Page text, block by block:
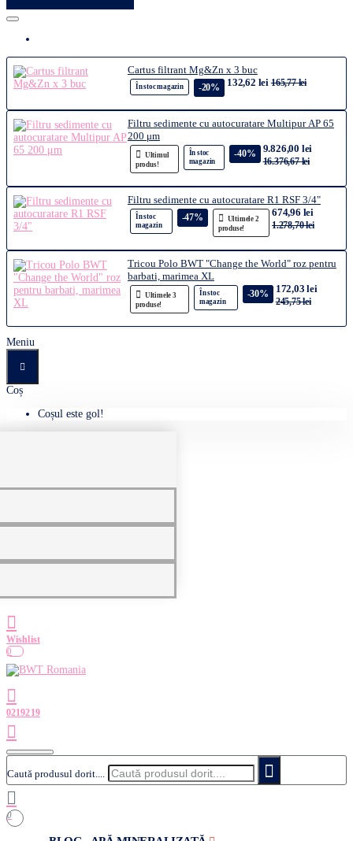
Cartus filtrant Mg&Zn x 3 buc
În stoc magazin -20% 132,62 lei 165,77 lei
Filtru sedimente cu autocuratare Multipur AP 65
200 μm
Ultimul
produs!
În stoc
magazin
-40% 9.826,00 lei
16.376,67 lei
Filtru sedimente cu autocuratare R1 RSF 3/4"
Ultimele 2
produse!
În stoc
magazin
-47% 674,96 lei
1.278,70 lei
Tricou Polo BWT "Change the World" roz pentru
barbati, marimea XL
Ultimele 3
produse!
În stoc
magazin
-30% 172,03 lei
245,75 lei
Meniu
Coș
Coșul este gol!
0
Caută produsul dorit....
0